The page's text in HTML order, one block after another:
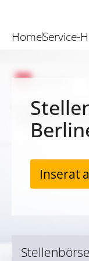
HomeService-
Inserat
Stellenbörse